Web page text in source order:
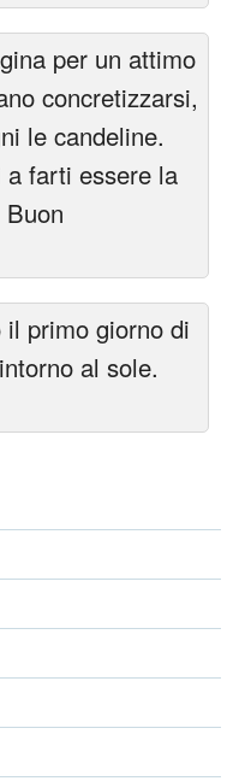
per un attimo
concretizzarsi,
le candeline.
a farti essere la
primo giorno di
al sole.